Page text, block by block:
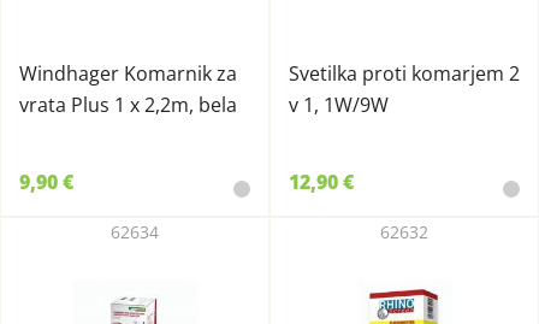
Windhager Komarnik za
vrata Plus 1 x 2,2m, bela
9,90 €
Svetilka proti komarjem 2
v 1, 1W/9W
12,90 €
62634 62632